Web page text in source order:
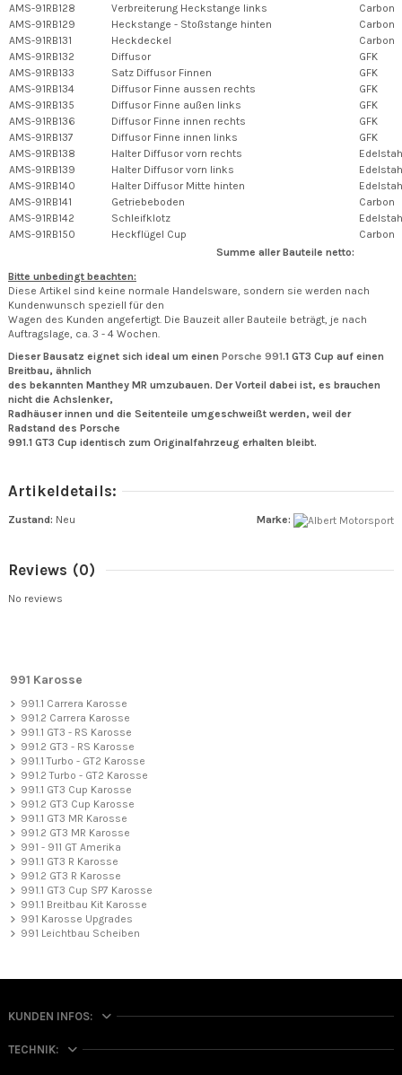
AMS-91RB128
Verbreiterung Heckstange links
Carbon
AMS-91RB129
Heckstange - Stoßstange hinten
Carbon
AMS-91RB131
Heckdeckel
Carbon
AMS-91RB132
Diffusor
GFK
AMS-91RB133
Satz Diffusor Finnen
GFK
AMS-91RB134
Diffusor Finne aussen rechts
GFK
AMS-91RB135
Diffusor Finne außen links
GFK
AMS-91RB136
Diffusor Finne innen rechts
GFK
AMS-91RB137
Diffusor Finne innen links
GFK
AMS-91RB138
Halter Diffusor vorn rechts
AMS-91RB139
Halter Diffusor vorn links
AMS-91RB140
Halter Diffusor Mitte hinten
AMS-91RB141
Getriebeboden
Carbon
AMS-91RB142
Schleifklotz
AMS-91RB150
Heckflügel Cup
Carbon
Summe aller Bauteile netto:
Bitte unbedingt beachten:
Diese Artikel sind keine normale Handelsware, sondern sie werden nach
Kundenwunsch speziell für den
Wagen des Kunden angefertigt. Die Bauzeit aller Bauteile beträgt, je nach
Auftragslage, ca. 3 - 4 Wochen.
Dieser Bausatz eignet sich ideal um einen Porsche 991.1 GT3 Cup auf einen
Breitbau, ähnlich
des bekannten Manthey MR umzubauen. Der Vorteil dabei ist, es brauchen
nicht die Achslenker,
Radhäuser innen und die Seitenteile umgeschweißt werden, weil der
Radstand des Porsche
991.1 GT3 Cup identisch zum Originalfahrzeug erhalten bleibt.
Artikeldetails:
Marke:
Zustand: Neu
Reviews (0)
No reviews
991 Karosse
991.1 Carrera Karosse
991.2 Carrera Karosse
991.1 GT3 - RS Karosse
991.2 GT3 - RS Karosse
991.1 Turbo - GT2 Karosse
991.2 Turbo - GT2 Karosse
991.1 GT3 Cup Karosse
991.2 GT3 Cup Karosse
991.1 GT3 MR Karosse
991.2 GT3 MR Karosse
991 - 911 GT Amerika
991.1 GT3 R Karosse
991.2 GT3 R Karosse
991.1 GT3 Cup SP7 Karosse
991.1 Breitbau Kit Karosse
991 Karosse Upgrades
991 Leichtbau Scheiben
KUNDEN INFOS:
TECHNIK: